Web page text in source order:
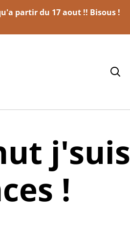
partir du 17 aout !! Bisous !
j'suis
!